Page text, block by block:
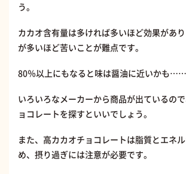
う。
カカオ含有量は多ければ多いほど効果があ
が多いほど苦いことが難点です。
80％以上にもなると味は醤油に近いかも……
いろいろなメーカーから商品が出ているの
ョコレートを探すといいでしょう。
また、高カカオチョコレートは脂質とエネ
め、摂り過ぎには注意が必要です。